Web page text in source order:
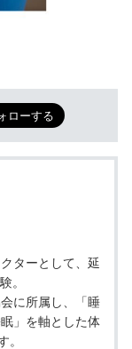
ターとして、延
。
に所属し、「睡
」を軸とした体
。